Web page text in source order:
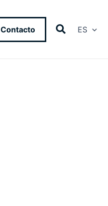
Contacto ES